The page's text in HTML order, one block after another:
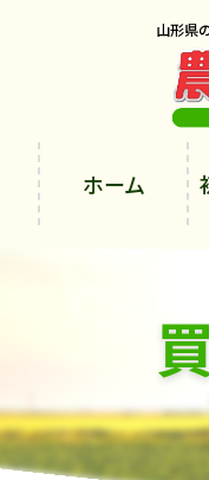
山形県
ホーム